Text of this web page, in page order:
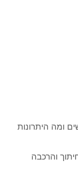
ומה היתרונות
והרכבה